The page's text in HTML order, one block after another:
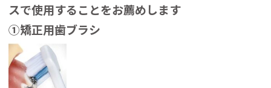
スで使用することをお薦めします
①矯正用歯ブラシ